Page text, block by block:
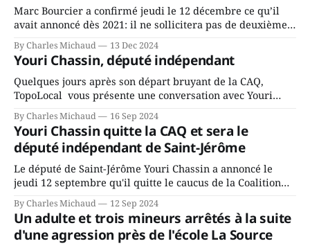
Marc Bourcier a confirmé jeudi le 12 décembre ce qu’il
avait annoncé dès 2021: il ne sollicitera pas de deuxième
mandat à titre de maire de Saint-Jérôme. Bourcier en a
fait l’annonce en s’adressant aux employés de la ville,
rassemblés en soirée pour leur traditionnel souper
By Charles Michaud 13 Dec 2024
Youri Chassin, député indépendant
Quelques jours après son départ bruyant de la CAQ,
TopoLocal vous présente une conversation avec Youri
Chassin. Nous avons causé de sa décision. Y songeait-il
depuis longtemps? Sera-t-il candidat indépendant dans 2
ans? Joindrait-il un autre parti, par exemple les
conservateurs d’Éric Duhaime? Que lui
By Charles Michaud 16 Sep 2024
Youri Chassin quitte la CAQ et sera le
député indépendant de Saint-Jérôme
Le député de Saint-Jérôme Youri Chassin a annoncé le
jeudi 12 septembre qu'il quitte le caucus de la Coalition
Avenir Québec de François Legault parce qu'il est déçu du
gouvernement de la CAQ, surtout de son incapacité, qu'il
juge chronique, à offrir des
By Charles Michaud 12 Sep 2024
Un adulte et trois mineurs arrêtés à la suite
d'une agression près de l'école La Source